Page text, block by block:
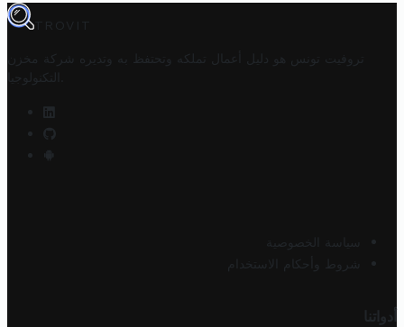
TROVIT
تروفيت تونس هو دليل أعمال تملكه وتحتفظ به وتديره
شركة مخزن
التكنولوجيا
سياسة الخصوصية
شروط وأحكام الاستخدام
أدواتنا